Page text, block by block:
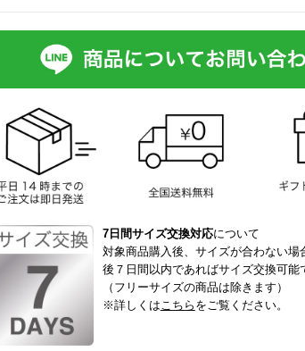
7日間サイズ交換対応について
対象商品購入後、サイズが合わない場
後７日間以内であればサイズ交換可能
（フリーサイズの商品は除きます）
※詳しくは こちら をご覧ください。